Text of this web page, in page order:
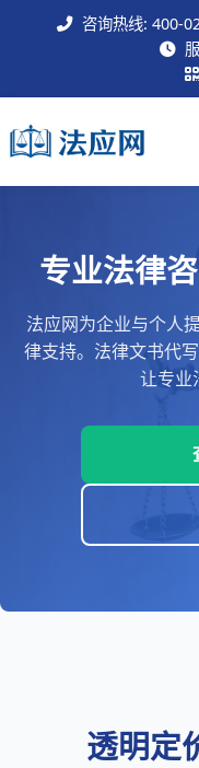
咨询热线: 400-
专业法律
法应网为企业与个人
律支持。法律文书代
让专业
透明定